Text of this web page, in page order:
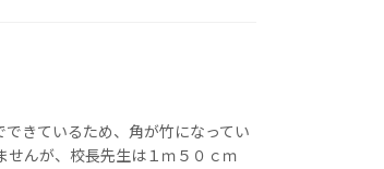
きているため、角が竹になってい
せんが、校長先生は１ｍ５０ｃｍ